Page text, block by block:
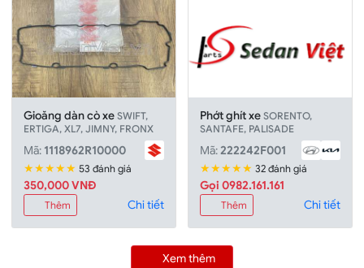
Gioăng dàn cò xeSWIFT,
ERTIGA, XL7, JIMNY, FRONX
Mã: 1118962R10000
★★★★★ 53 đánh giá
350,000 VNĐ
Thêm Chi tiết
Phớt ghít xeSORENTO,
SANTAFE, PALISADE
Mã:222242F001
★★★★★ 32 đánh giá
Gọi 0982.161.161
Thêm Chi tiết
Xem thêm